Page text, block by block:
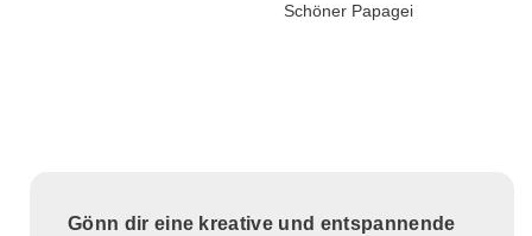
Schöner Papagei
Gönn dir eine kreative und entspannende